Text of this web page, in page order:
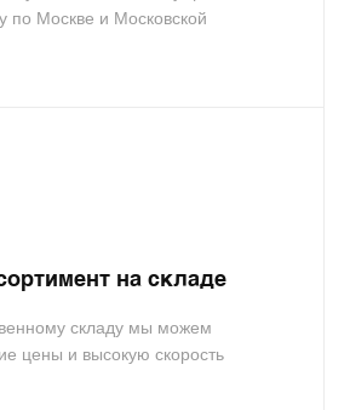
по Москве и Московской
на складе
складу мы можем
цены и высокую скорость